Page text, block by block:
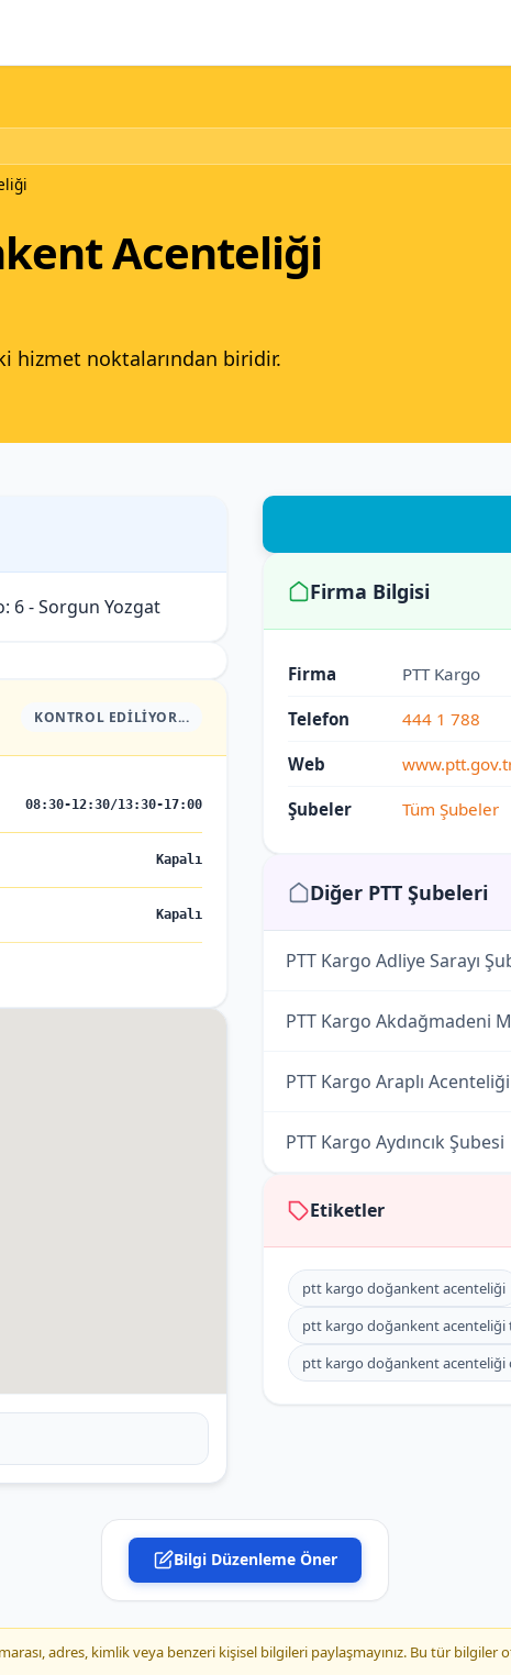
Acenteliği
hizmet noktalarından biridir.
6 - Sorgun Yozgat
KONTROL EDILIYOR...
08:30-12:30/13:30-17:00
Kapalı
Kapalı
Firma Bilgisi
Firma PTT Kargo
Telefon 444 1 788
Web
Şubeler Tüm Şubeler
Diğer PTT Şubeleri
PTT Kargo Adliye Sarayı
PTT Kargo Akdağmadeni
PTT Kargo Araplı Acenteliği
PTT Kargo Aydıncık Şubesi
PTT Kargo Bahadın
PTT Kargo Bektaşlı
PTT Kargo Boğazlıyan
PTT Kargo Çekerek
PTT Kargo Çiğdemli
Etiketler
ptt kargo doğankent acenteliği
ptt kargo doğankent acenteliği
ptt kargo doğankent acenteliği
Bilgi Düzenleme Öner
adres, kimlik veya benzeri kişisel bilgileri paylaşmayınız. Bu tür bilgiler